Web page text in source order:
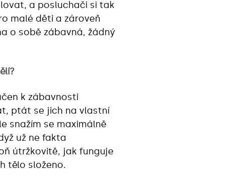
a posluchači si tak
malé děti a zároveň
o sobě zábavná, žádný
k zábavnosti
ptát se jich na vlastní
snažím se maximálně
už ne fakta
útržkovitě, jak funguje
tělo složeno.